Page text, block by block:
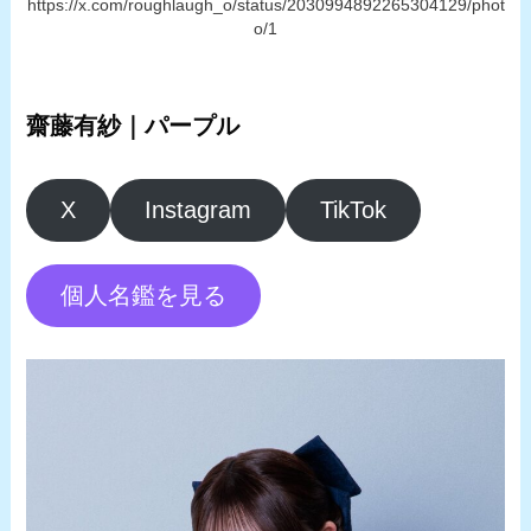
https://x.com/roughlaugh_o/status/2030994892265304129/phot
o/1
齋藤有紗｜パープル
X Instagram TikTok
個人名鑑を見る